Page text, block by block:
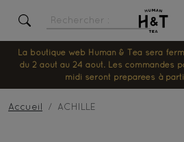
La boutique web Human & Tea sera
du 2 août au 24 août. Les commandes
midi seront préparées à
Accueil ACHILLE